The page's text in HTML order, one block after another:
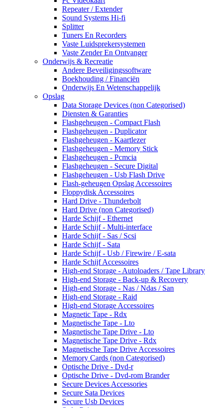
Repeater / Extender
Sound Systems Hi-fi
Splitter
Tuners En Recorders
Vaste Luidsprekersystemen
Vaste Zender En Ontvanger
Onderwijs & Recreatie
Andere Beveiligingssoftware
Boekhouding / Financiën
Onderwijs En Wetenschappelijk
Opslag
Data Storage Devices (non Categorised)
Diensten & Garanties
Flashgeheugen - Compact Flash
Flashgeheugen - Duplicator
Flashgeheugen - Kaartlezer
Flashgeheugen - Memory Stick
Flashgeheugen - Pcmcia
Flashgeheugen - Secure Digital
Flashgeheugen - Usb Flash Drive
Flash-geheugen Opslag Accessoires
Floppydisk Accessoires
Hard Drive - Thunderbolt
Hard Drive (non Categorised)
Harde Schijf - Ethernet
Harde Schijf - Multi-interface
Harde Schijf - Sas / Scsi
Harde Schijf - Sata
Harde Schijf - Usb / Firewire / E-sata
Harde Schijf Accessoires
High-end Storage - Autoloaders / Tape Library
High-end Storage - Back-up & Recovery
High-end Storage - Nas / Ndas / San
High-end Storage - Raid
High-end Storage Accessoires
Magnetic Tape - Rdx
Magnetische Tape - Lto
Magnetische Tape Drive - Lto
Magnetische Tape Drive - Rdx
Magnetische Tape Drive Accessoires
Memory Cards (non Categorised)
Optische Drive - Dvd-r
Optische Drive - Dvd-rom Brander
Secure Devices Accessories
Secure Sata Devices
Secure Usb Devices